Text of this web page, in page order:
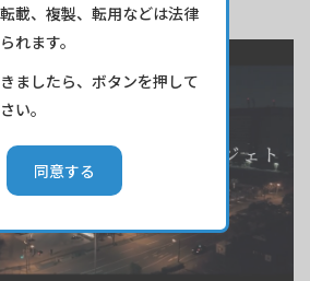
載、複製、転用などは法律
れます。
ましたら、ボタンを押して
い。